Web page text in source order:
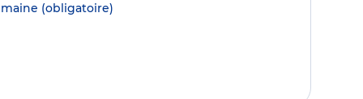
(obligatoire)